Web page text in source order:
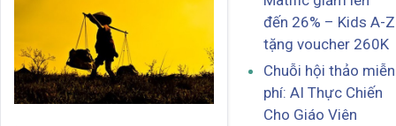
đến 26% – Kids A-Z
tặng voucher 260K
Chuỗi hội thảo miễn
phí: AI Thực Chiến
Cho Giáo Viên